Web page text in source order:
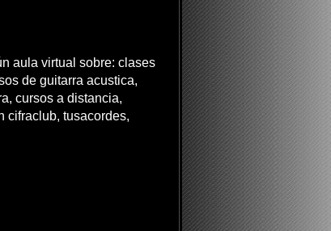
aula virtual sobre: clases
de guitarra acustica,
cursos a distancia,
cifraclub, tusacordes,